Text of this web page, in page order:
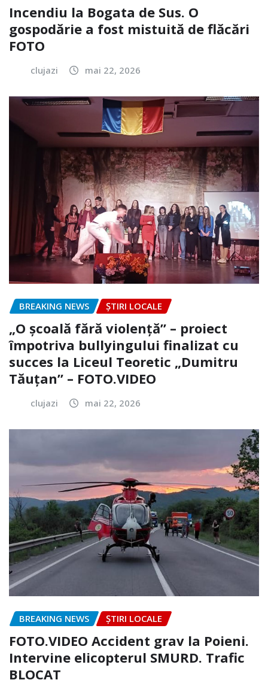
Incendiu la Bogata de Sus. O
gospodărie a fost mistuită de flăcări
FOTO
clujazi mai 22, 2026
BREAKING NEWS ȘTIRI LOCALE
„O școală fără violență” – proiect
împotriva bullyingului finalizat cu
succes la Liceul Teoretic „Dumitru
Tăuțan” – FOTO.VIDEO
clujazi mai 22, 2026
BREAKING NEWS ȘTIRI LOCALE
FOTO.VIDEO Accident grav la Poieni.
Intervine elicopterul SMURD. Trafic
BLOCAT